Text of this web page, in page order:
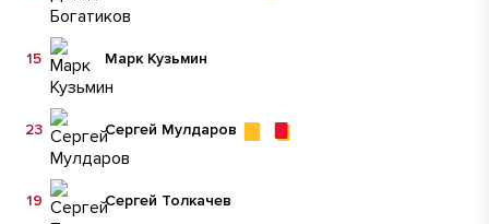
Марк Кузьмин
15
Сергей Мулдаров
23
Сергей Толкачев
19